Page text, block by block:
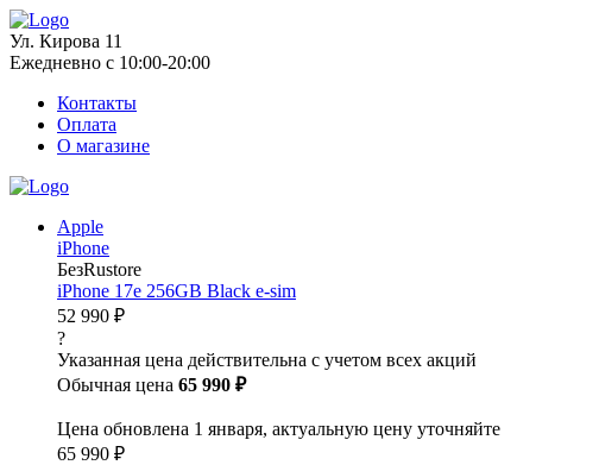
Ул. Кирова 11
Ежедневно с 10:00-20:00
Контакты
Оплата
О магазине
Apple
iPhone
БезRustore
iPhone 17e 256GB Black e-sim
52 990 ₽
?
Указанная цена действительна с учетом всех акций
Обычная цена 65 990 ₽
Цена обновлена 1 января, актуальную цену уточняйте
65 990 ₽